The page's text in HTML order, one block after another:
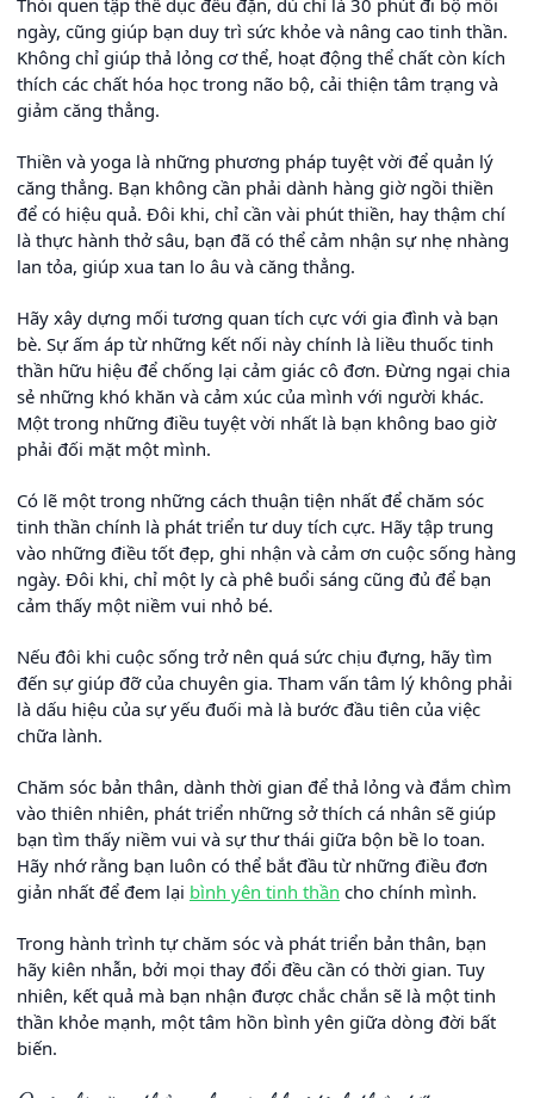
ngày, cũng giúp bạn duy trì sức khỏe và nâng cao tinh thần.
Không chỉ giúp thả lỏng cơ thể, hoạt động thể chất còn kích
thích các chất hóa học trong não bộ, cải thiện tâm trạng và
giảm căng thẳng.
Thiền và yoga là những phương pháp tuyệt vời để quản lý
căng thẳng. Bạn không cần phải dành hàng giờ ngồi thiền
để có hiệu quả. Đôi khi, chỉ cần vài phút thiền, hay thậm chí
là thực hành thở sâu, bạn đã có thể cảm nhận sự nhẹ nhàng
lan tỏa, giúp xua tan lo âu và căng thẳng.
Hãy xây dựng mối tương quan tích cực với gia đình và bạn
bè. Sự ấm áp từ những kết nối này chính là liều thuốc tinh
thần hữu hiệu để chống lại cảm giác cô đơn. Đừng ngại chia
sẻ những khó khăn và cảm xúc của mình với người khác.
Một trong những điều tuyệt vời nhất là bạn không bao giờ
phải đối mặt một mình.
Có lẽ một trong những cách thuận tiện nhất để chăm sóc
tinh thần chính là phát triển tư duy tích cực. Hãy tập trung
vào những điều tốt đẹp, ghi nhận và cảm ơn cuộc sống hàng
ngày. Đôi khi, chỉ một ly cà phê buổi sáng cũng đủ để bạn
cảm thấy một niềm vui nhỏ bé.
Nếu đôi khi cuộc sống trở nên quá sức chịu đựng, hãy tìm
đến sự giúp đỡ của chuyên gia. Tham vấn tâm lý không phải
là dấu hiệu của sự yếu đuối mà là bước đầu tiên của việc
chữa lành.
Chăm sóc bản thân, dành thời gian để thả lỏng và đắm chìm
vào thiên nhiên, phát triển những sở thích cá nhân sẽ giúp
bạn tìm thấy niềm vui và sự thư thái giữa bộn bề lo toan.
Hãy nhớ rằng bạn luôn có thể bắt đầu từ những điều đơn
giản nhất để đem lại bình yên tinh thần cho chính mình.
Trong hành trình tự chăm sóc và phát triển bản thân, bạn
hãy kiên nhẫn, bởi mọi thay đổi đều cần có thời gian. Tuy
nhiên, kết quả mà bạn nhận được chắc chắn sẽ là một tinh
thần khỏe mạnh, một tâm hồn bình yên giữa dòng đời bất
biến.